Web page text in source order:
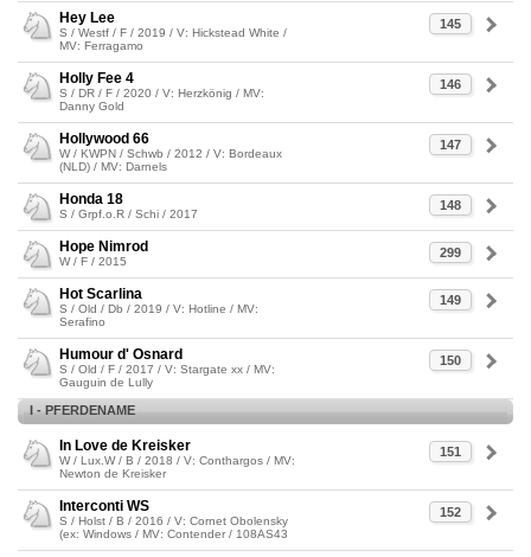
145
Hey Lee
S / Westf / F / 2019 / V: Hickstead White /
MV: Ferragamo
146
Holly Fee 4
S / DR / F / 2020 / V: Herzkönig / MV:
Danny Gold
147
Hollywood 66
W / KWPN / Schwb / 2012 / V: Bordeaux
(NLD) / MV: Darnels
148
Honda 18
S / Grpf.o.R / Schi / 2017
299
Hope Nimrod
W / F / 2015
149
Hot Scarlina
S / Old / Db / 2019 / V: Hotline / MV:
Serafino
150
Humour d' Osnard
S / Old / F / 2017 / V: Stargate xx / MV:
Gauguin de Lully
I - PFERDENAME
151
In Love de Kreisker
W / Lux.W / B / 2018 / V: Conthargos / MV:
Newton de Kreisker
152
Interconti WS
S / Holst / B / 2016 / V: Cornet Obolensky
(ex: Windows / MV: Contender / 108AS43